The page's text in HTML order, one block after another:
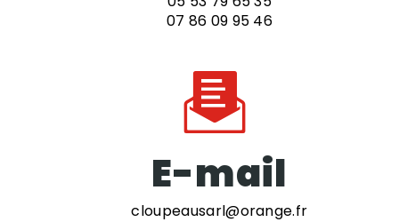
07 86 09 95 46
E-mail
cloupeausarl@orange.fr